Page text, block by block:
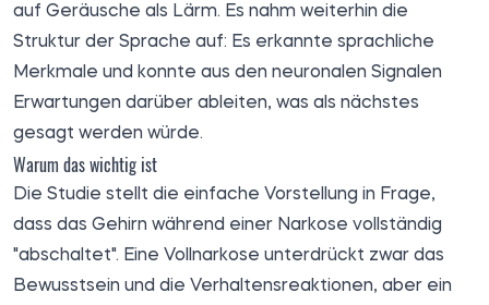
auf Geräusche als Lärm. Es nahm weiterhin die
Struktur der Sprache auf: Es erkannte sprachliche
Merkmale und konnte aus den neuronalen Signalen
Erwartungen darüber ableiten, was als nächstes
gesagt werden würde.
Warum das wichtig ist
Die Studie stellt die einfache Vorstellung in Frage,
dass das Gehirn während einer Narkose vollständig
"abschaltet". Eine Vollnarkose unterdrückt zwar das
Bewusstsein und die Verhaltensreaktionen, aber ein